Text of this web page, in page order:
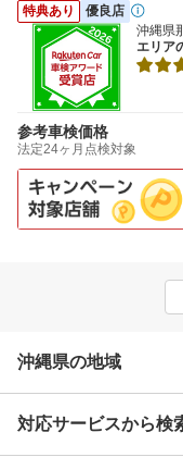
特典あり
優良店
沖縄県
エリア
参考車検価格
法定24ヶ月点検対象
沖縄県の地域
石垣市
対応サービスから検